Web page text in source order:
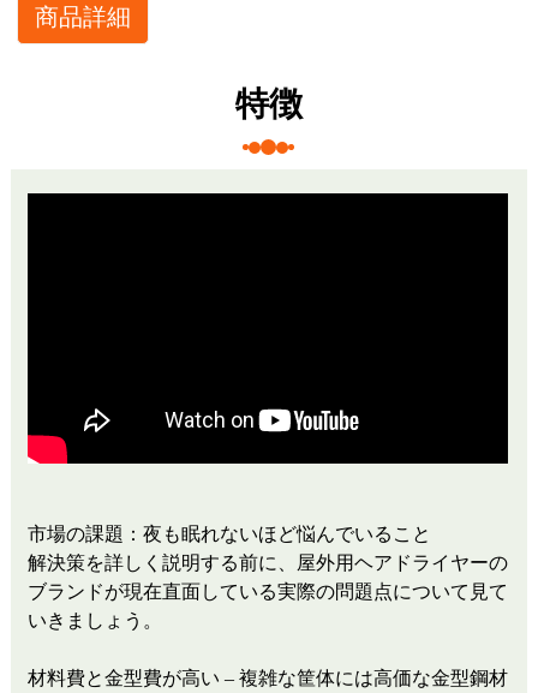
商品詳細
特徴
市場の課題：夜も眠れないほど悩んでいること
解決策を詳しく説明する前に、屋外用ヘアドライヤーの
ブランドが現在直面している実際の問題点について見て
いきましょう。
材料費と金型費が高い – 複雑な筐体には高価な金型鋼材